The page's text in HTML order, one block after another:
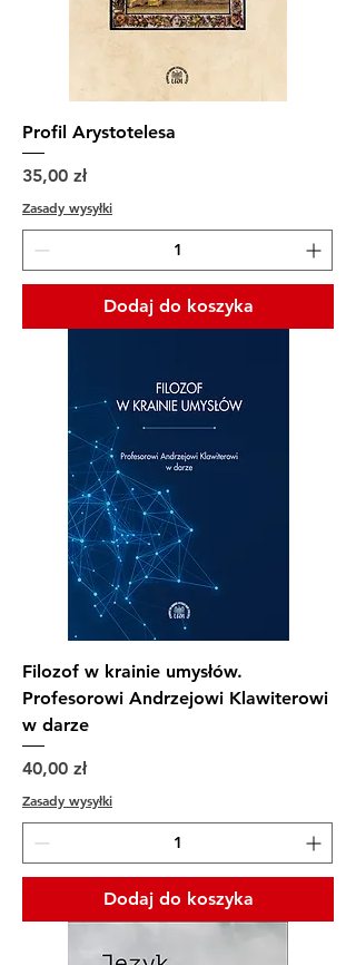
Profil Arystotelesa
Cena
35,00 zł
Zasady wysyłki
Dodaj do koszyka
Filozof w krainie umysłów.
Profesorowi Andrzejowi Klawiterowi
w darze
Cena
40,00 zł
Zasady wysyłki
Dodaj do koszyka